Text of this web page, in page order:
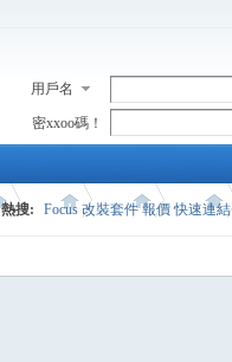
用戶名
密xxoo碼！
熱搜: Focus 改裝套件 報價 快速連結